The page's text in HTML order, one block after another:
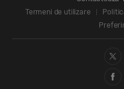
Termeni de utilizare